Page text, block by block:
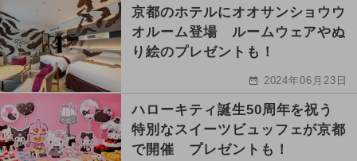
京都のホテルにオオサンショウウ
オルーム登場 ルームウェアやぬ
り絵のプレゼントも！
2024年06月23日
ハローキティ誕生50周年を祝う
特別なスイーツビュッフェが京都
で開催 プレゼントも！